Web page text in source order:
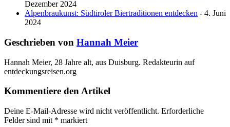
Dezember 2024
Alpenbraukunst: Südtiroler Biertraditionen entdecken - 4. Juni
2024
Geschrieben von Hannah Meier
Hannah Meier, 28 Jahre alt, aus Duisburg. Redakteurin auf
entdeckungsreisen.org
Kommentiere den Artikel
Deine E-Mail-Adresse wird nicht veröffentlicht. Erforderliche
Felder sind mit * markiert